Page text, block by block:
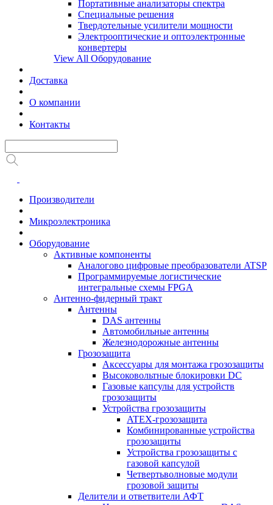
Портативные анализаторы спектра
Специальные решения
Твердотельные усилители мощности
Электрооптические и оптоэлектронные
конвертеры
View All Оборудование
Доставка
О компании
Контакты
Производители
Микроэлектроника
Оборудование
Активные компоненты
Аналогово цифровые преобразователи ATSP
Программируемые логистические
интегральные схемы FPGA
Антенно-фидерный тракт
Антенны
DAS антенны
Автомобильные антенны
Железнодорожные антенны
Грозозащита
Аксессуары для монтажа грозозащиты
Высоковольтные блокировки DC
Газовые капсулы для устройств
грозозащиты
Устройства грозозащиты
ATEX-грозозащита
Комбинированные устройства
грозозащиты
Устройства грозозащиты с
газовой капсулой
Четвертьволновые модули
грозовой защиты
Делители и ответвители АФТ